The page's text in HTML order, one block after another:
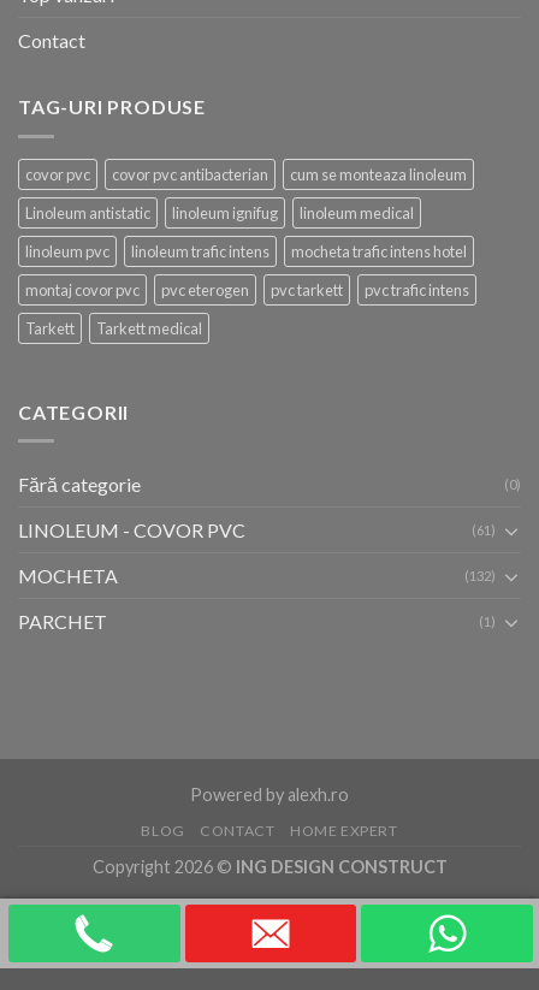
Contact
TAG-URI PRODUSE
covor pvc covor pvc antibacterian
cum se monteaza linoleum
Linoleum antistatic
linoleum ignifug
linoleum medical
linoleum pvc
linoleum trafic intens
mocheta trafic intens hotel
montaj covor pvc
pvc eterogen pvc tarkett
pvc trafic intens
Tarkett
Tarkett medical
CATEGORII
Fără categorie (0)
LINOLEUM - COVOR PVC (61)
MOCHETA (132)
PARCHET (1)
Powered by alexh.ro
BLOG CONTACT HOME EXPERT
Copyright 2026 © ING DESIGN CONSTRUCT